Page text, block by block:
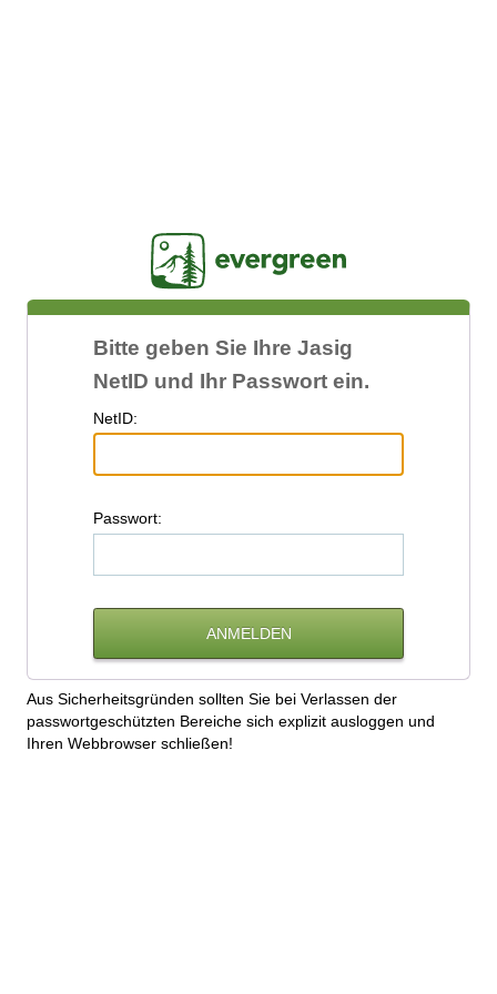
Bitte geben Sie Ihre Jasig
NetID und Ihr Passwort ein.
NetID:
Passwort:
Aus Sicherheitsgründen sollten Sie bei Verlassen der
passwortgeschützten Bereiche sich explizit ausloggen und
Ihren Webbrowser schließen!